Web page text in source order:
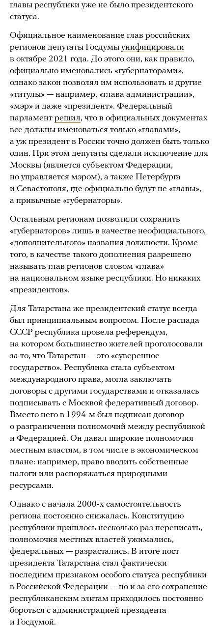
главы республики уже не было президентского
статуса.
Официальное наименование глав российских
регионов депутаты Госдумы унифицировали
в октябре 2021 года. До этого они, как правило,
официально именовались «губернаторами»,
однако закон позволял им использовать и другие
«титулы» — например, «глава администрации»,
«мэр» и даже «президент». Федеральный
парламент решил, что в официальных документах
все должны именоваться только «главами»,
а уж президент в России точно должен быть только
один. При этом депутаты сделали исключение для
Москвы (является субъектом Федерации,
но управляется мэром), а также Петербурга
и Севастополя, где официально будут не «главы»,
а привычные «губернаторы».
Остальным регионам позволили сохранить
«губернаторов» лишь в качестве неофициального,
«дополнительного» названия должности. Кроме
того, в качестве такого дополнения разрешено
называть глав регионов словом «глава»
на национальном языке республики. Но никаких
«президентов».
Для Татарстана же президентский статус всегда
был принципиальным вопросом. После распада
СССР республика провела референдум,
на котором большинство жителей проголосовали
за то, что Татарстан — это «суверенное
государство». Республика стала субъектом
международного права, могла заключать
договоры с другими государствами и отказалась
подписывать с Москвой федеративный договор.
Вместо него в 1994-м был подписан договор
о разграничении полномочий между республикой
и Федерацией. Он давал широкие полномочия
местным властям, в том числе в экономическом
плане: например, право вводить собственные
налоги или распоряжаться природными
ресурсами.
Однако с начала 2000-х самостоятельность
региона постоянно снижалась. Конституцию
республики пришлось несколько раз переписать,
полномочия местных властей ужимались,
федеральных — разрастались. В итоге пост
президента Татарстана стал фактически
последним признаком особого статуса республики
в Российской Федерации — но и за его сохранение
республиканским элитам приходилось постоянно
бороться с администрацией президента
и Госдумой.